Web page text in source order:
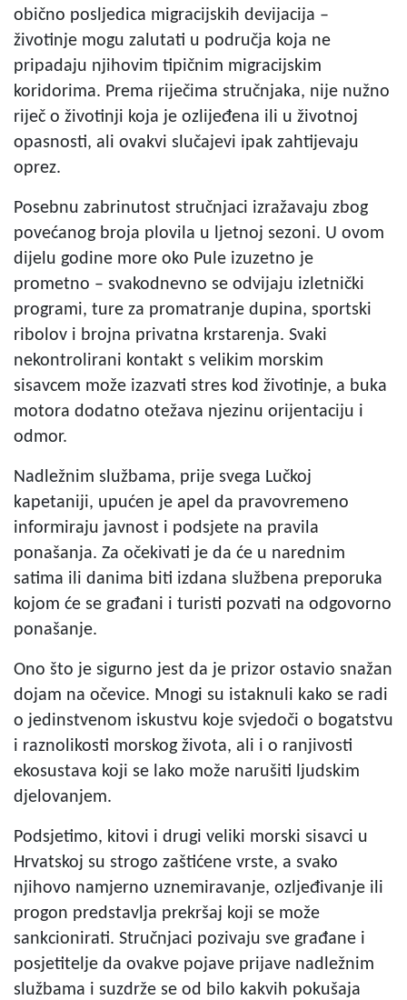
obično posljedica migracijskih devijacija –
životinje mogu zalutati u područja koja ne
pripadaju njihovim tipičnim migracijskim
koridorima. Prema riječima stručnjaka, nije nužno
riječ o životinji koja je ozlijeđena ili u životnoj
opasnosti, ali ovakvi slučajevi ipak zahtijevaju
oprez.
Posebnu zabrinutost stručnjaci izražavaju zbog
povećanog broja plovila u ljetnoj sezoni. U ovom
dijelu godine more oko Pule izuzetno je
prometno – svakodnevno se odvijaju izletnički
programi, ture za promatranje dupina, sportski
ribolov i brojna privatna krstarenja. Svaki
nekontrolirani kontakt s velikim morskim
sisavcem može izazvati stres kod životinje, a buka
motora dodatno otežava njezinu orijentaciju i
odmor.
Nadležnim službama, prije svega Lučkoj
kapetaniji, upućen je apel da pravovremeno
informiraju javnost i podsjete na pravila
ponašanja. Za očekivati je da će u narednim
satima ili danima biti izdana službena preporuka
kojom će se građani i turisti pozvati na odgovorno
ponašanje.
Ono što je sigurno jest da je prizor ostavio snažan
dojam na očevice. Mnogi su istaknuli kako se radi
o jedinstvenom iskustvu koje svjedoči o bogatstvu
i raznolikosti morskog života, ali i o ranjivosti
ekosustava koji se lako može narušiti ljudskim
djelovanjem.
Podsjetimo, kitovi i drugi veliki morski sisavci u
Hrvatskoj su strogo zaštićene vrste, a svako
njihovo namjerno uznemiravanje, ozljeđivanje ili
progon predstavlja prekršaj koji se može
sankcionirati. Stručnjaci pozivaju sve građane i
posjetitelje da ovakve pojave prijave nadležnim
službama i suzdrže se od bilo kakvih pokušaja